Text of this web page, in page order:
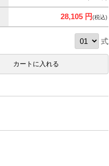
28,105 円(税込)
式